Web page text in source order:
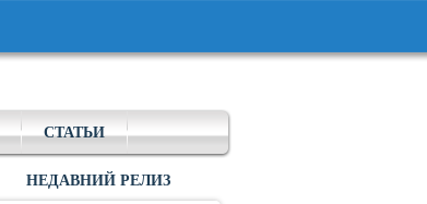
СТАТЬИ
НЕДАВНИЙ РЕЛИЗ